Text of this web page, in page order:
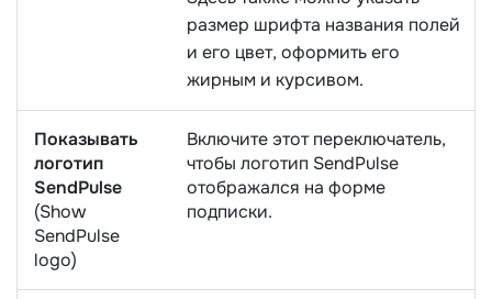
размер шрифта названия полей
и его цвет, оформить его
жирным и курсивом.
Показывать
логотип
SendPulse
(Show
SendPulse
logo)
Включите этот переключатель,
чтобы логотип SendPulse
отображался на форме
подписки.